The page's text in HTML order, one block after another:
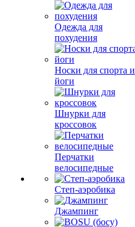
Одежда для
похудения
Носки для спорта и
йоги
Шнурки для
кроссовок
Перчатки
велосипедные
Степ-аэробика
Джампинг